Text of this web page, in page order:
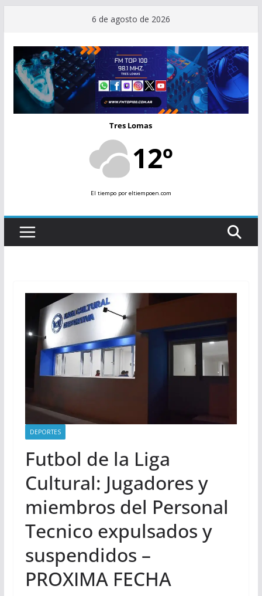
contenido
6 de agosto de 2026
Tres Lomas
12º
El tiempopor eltiempoen.com
DEPORTES
Futbol de la Liga
Cultural: Jugadores y
miembros del Personal
Tecnico expulsados y
suspendidos –
PROXIMA FECHA